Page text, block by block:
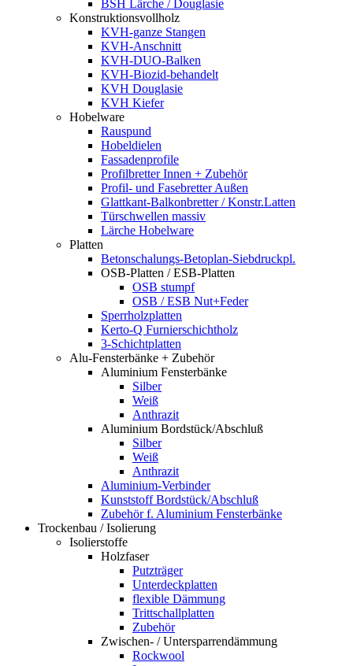
BSH Lärche / Douglasie
Konstruktionsvollholz
KVH-ganze Stangen
KVH-Anschnitt
KVH-DUO-Balken
KVH-Biozid-behandelt
KVH Douglasie
KVH Kiefer
Hobelware
Rauspund
Hobeldielen
Fassadenprofile
Profilbretter Innen + Zubehör
Profil- und Fasebretter Außen
Glattkant-Balkonbretter / Konstr.Latten
Türschwellen massiv
Lärche Hobelware
Platten
Betonschalungs-Betoplan-Siebdruckpl.
OSB-Platten / ESB-Platten
OSB stumpf
OSB / ESB Nut+Feder
Sperrholzplatten
Kerto-Q Furnierschichtholz
3-Schichtplatten
Alu-Fensterbänke + Zubehör
Aluminium Fensterbänke
Silber
Weiß
Anthrazit
Aluminium Bordstück/Abschluß
Silber
Weiß
Anthrazit
Aluminium-Verbinder
Kunststoff Bordstück/Abschluß
Zubehör f. Aluminium Fensterbänke
Trockenbau / Isolierung
Isolierstoffe
Holzfaser
Putzträger
Unterdeckplatten
flexible Dämmung
Trittschallplatten
Zubehör
Zwischen- / Untersparrendämmung
Rockwool